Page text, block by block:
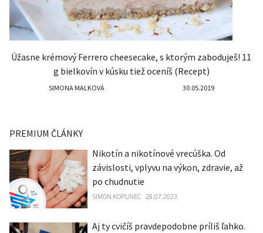
Úžasne krémový Ferrero cheesecake, s ktorým zaboduješ! 11
g bielkovín v kúsku tiež oceníš (Recept)
SIMONA MALKOVÁ 30.05.2019
PREMIUM ČLÁNKY
Nikotín a nikotínové vrecúška. Od
závislosti, vplyvu na výkon, zdravie, až
po chudnutie
SIMON KOPUNEC 28.07.2023
Aj ty cvičíš pravdepodobne príliš ľahko.